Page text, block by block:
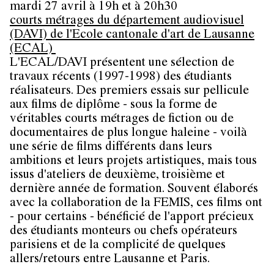
mardi 27 avril à 19h et à 20h30
courts métrages du département audiovisuel
(DAVI) de l'Ecole cantonale d'art de Lausanne
(ECAL)
L'ECAL/DAVI présentent une sélection de
travaux récents (1997-1998) des étudiants
réalisateurs. Des premiers essais sur pellicule
aux films de diplôme - sous la forme de
véritables courts métrages de fiction ou de
documentaires de plus longue haleine - voilà
une série de films différents dans leurs
ambitions et leurs projets artistiques, mais tous
issus d'ateliers de deuxième, troisième et
dernière année de formation. Souvent élaborés
avec la collaboration de la FEMIS, ces films ont
- pour certains - bénéficié de l'apport précieux
des étudiants monteurs ou chefs opérateurs
parisiens et de la complicité de quelques
allers/retours entre Lausanne et Paris.